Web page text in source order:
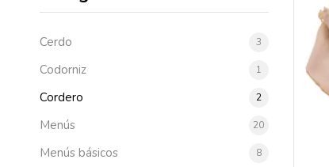
Cerdo 3
Codorniz 1
Cordero 2
Menús 20
Menús básicos 8